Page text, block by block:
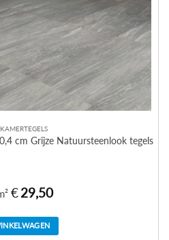
cm Grijze Natuursteenlook tegels
€29,50